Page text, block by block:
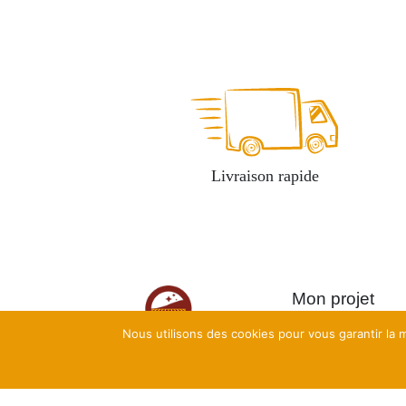
Livraison rapide
Mon projet
Calculatrices de
Nous utilisons des cookies pour vous garantir